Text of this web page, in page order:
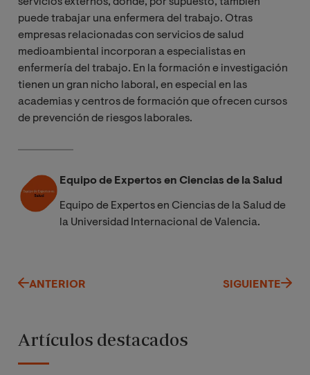
servicios externos, donde, por supuesto, también
puede trabajar una enfermera del trabajo. Otras
empresas relacionadas con servicios de salud
medioambiental incorporan a especialistas en
enfermería del trabajo. En la formación e investigación
tienen un gran nicho laboral, en especial en las
academias y centros de formación que ofrecen cursos
de prevención de riesgos laborales.
Equipo de Expertos en Ciencias de la Salud
Equipo de Expertos en Ciencias de la Salud de
la Universidad Internacional de Valencia.
ANTERIOR SIGUIENTE
Artículos destacados